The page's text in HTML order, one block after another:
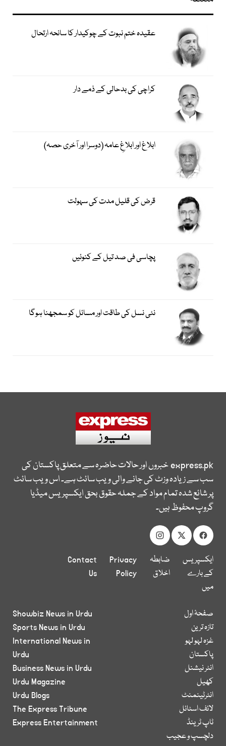
عقیدہ ختم نبوت کے چوکیدار کا سانحہ ارتحال
کراچی کی بدحالی کے ذمے دار
ابلاغ اور ابلاغِ عامہ (دوسرا اور آخری حصہ)
قرض کی قلیل مدت کی سہولت
پچاسی فی صد تیل کے کنوئیں
نئی نسل کی طاقت اور مسائل کو سمجھنا ہوگا
express.pkخبروں اور حالات حاضرہ سے متعلق پاکستان کی
سب سے زیادہ وزٹ کی جانے والی ویب سائٹ ہے۔ اس ویب سائٹ
پر شائع شدہ تمام مواد کے جملہ حقوق بحق ایکسپریس میڈیا
گروپ محفوظ ہیں۔
ایکسپریس
کے بارے
میں
ضابطہ
اخلاق
Privacy
Policy
Contact
Us
صفحۂ اول
تازہ ترین
غزہ لہو لہو
پاکستان
انٹر نیشنل
کھیل
انٹرٹینمنٹ
لائف اسٹائل
ٹاپ ٹرینڈ
دلچسپ و عجیب
Showbiz News in Urdu
Sports News in Urdu
International News in
Urdu
Business News in Urdu
Urdu Magazine
Urdu Blogs
The Express Tribune
Express Entertainment